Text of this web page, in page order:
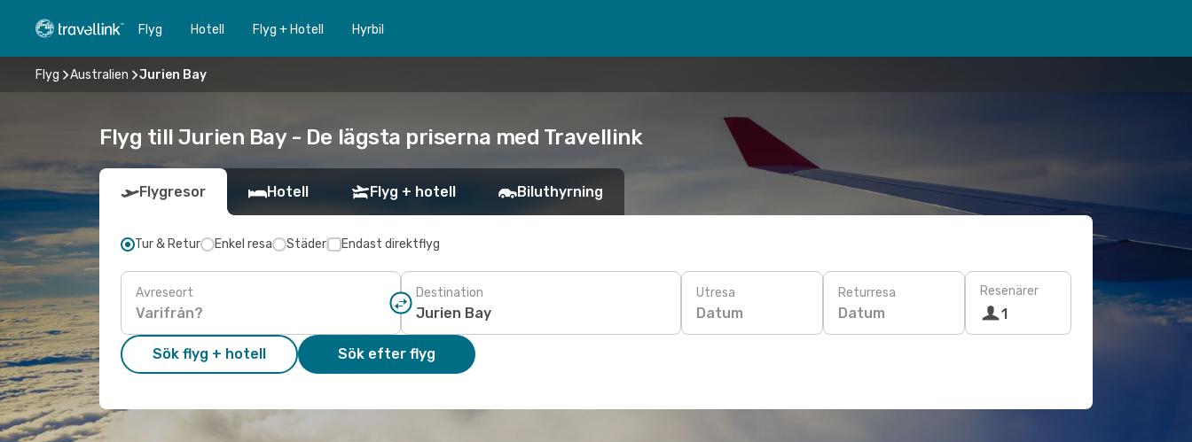
Flyg Hotell Flyg + Hotell Hyrbil
Flyg Australien Jurien Bay
Flyg till Jurien Bay - De lägsta priserna med Travellink
Flygresor Hotell Flyg + hotell Biluthyrning
Tur & Retur Enkel resa Städer Endast direktflyg
Avreseort Destination Utresa
Datum
Returresa
Datum
Resenärer
1
Sök flyg + hotell Sök efter flyg